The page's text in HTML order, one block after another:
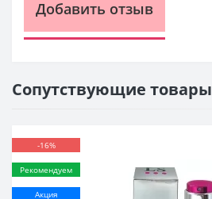
Добавить отзыв
Сопутствующие товары
-16%
Рекомендуем
Акция